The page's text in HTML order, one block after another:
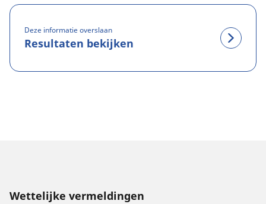
Deze informatie overslaan
Resultaten bekijken
Wettelijke vermeldingen